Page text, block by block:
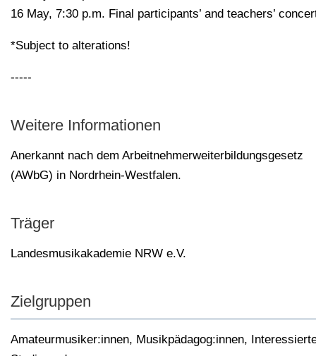
16 May, 7:30 p.m. Final participants’ and teachers’
*Subject to alterations!
-----
Weitere Informationen
Anerkannt nach dem Arbeitnehmerweiterbildungsgesetz
(AWbG) in Nordrhein-Westfalen.
Träger
Landesmusikakademie NRW e.V.
Zielgruppen
Amateurmusiker:innen, Musikpädagog:innen,